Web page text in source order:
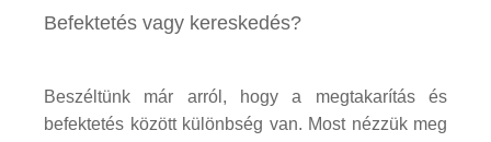
Befektetés vagy kereskedés?
Beszéltünk már arról, hogy a megtakarítás és
befektetés között különbség van. Most nézzük meg